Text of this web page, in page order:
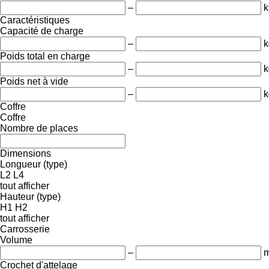
–
Caractéristiques
Capacité de charge
–
Poids total en charge
–
Poids net à vide
–
Coffre
Coffre
Nombre de places
Dimensions
Longueur (type)
L2 L4
tout afficher
Hauteur (type)
H1 H2
tout afficher
Carrosserie
Volume
–
Crochet d'attelage